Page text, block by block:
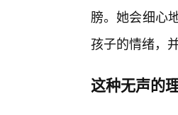
膀。她会细心
孩子的情绪，
这种无声的